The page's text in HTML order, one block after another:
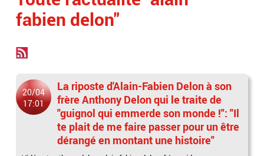
fabien delon"
20/04
17:01
La riposte d'Alain-Fabien Delon à son
frère Anthony Delon qui le traite de
"guignol qui emmerde son monde !": "Il
te plait de me faire passer pour un être
dérangé en montant une histoire"